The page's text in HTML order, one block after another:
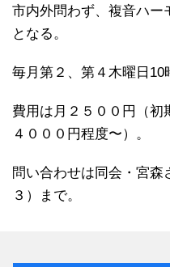
市内外問わず、複音ハー
となる。
毎月第２、第４木曜日10
費用は月２５００円（初
４０００円程度〜）。
問い合わせは同会・宮森
３）まで。